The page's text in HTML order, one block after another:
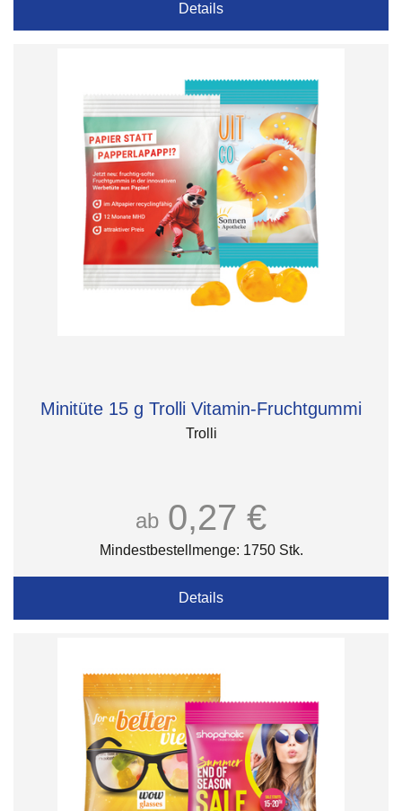
Details
Minitüte 15 g Trolli Vitamin-Fruchtgummi
Trolli
ab 0,27 €
Mindestbestellmenge: 1750 Stk.
Details